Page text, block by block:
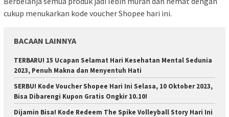
cukup menukarkan kode voucher Shopee hari ini.
BACAAN LAINNYA
TERBARU! 15 Ucapan Selamat Hari Kesehatan Mental Sedunia
2023, Penuh Makna dan Menyentuh Hati
SERBU! Kode Voucher Shopee Hari Ini Selasa, 10 Oktober 2023,
Bisa Dibarengi Kupon Gratis Ongkir 10.10!
Dijamin Bisa! Kode Redeem The Spike Volleyball Story Hari Ini